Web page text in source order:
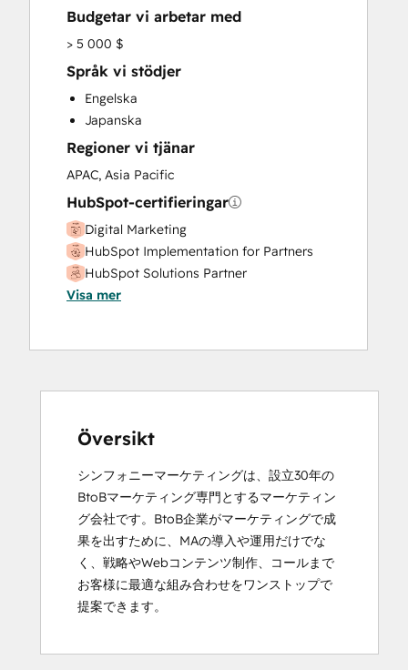
Budgetar vi arbetar med
> 5 000 $
Språk vi stödjer
Engelska
Japanska
Regioner vi tjänar
APAC, Asia Pacific
HubSpot-certifieringar
Digital Marketing
HubSpot Implementation for Partners
HubSpot Solutions Partner
Visa mer
Översikt
シンフォニーマーケティングは、設立30年の
BtoBマーケティング専門とするマーケティン
グ会社です。BtoB企業がマーケティングで成
果を出すために、MAの導入や運用だけでな
く、戦略やWebコンテンツ制作、コールまで
お客様に最適な組み合わせをワンストップで
提案できます。